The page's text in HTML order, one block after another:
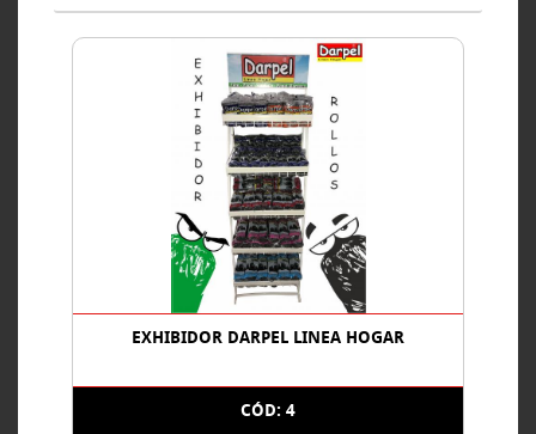
EXHIBIDOR DARPEL LINEA HOGAR
CÓD: 4